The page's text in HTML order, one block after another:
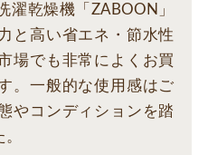
濯乾燥機「ZABOON」
と高い省エネ・節水性
場でも非常によくお買
。一般的な使用感はご
やコンディションを踏